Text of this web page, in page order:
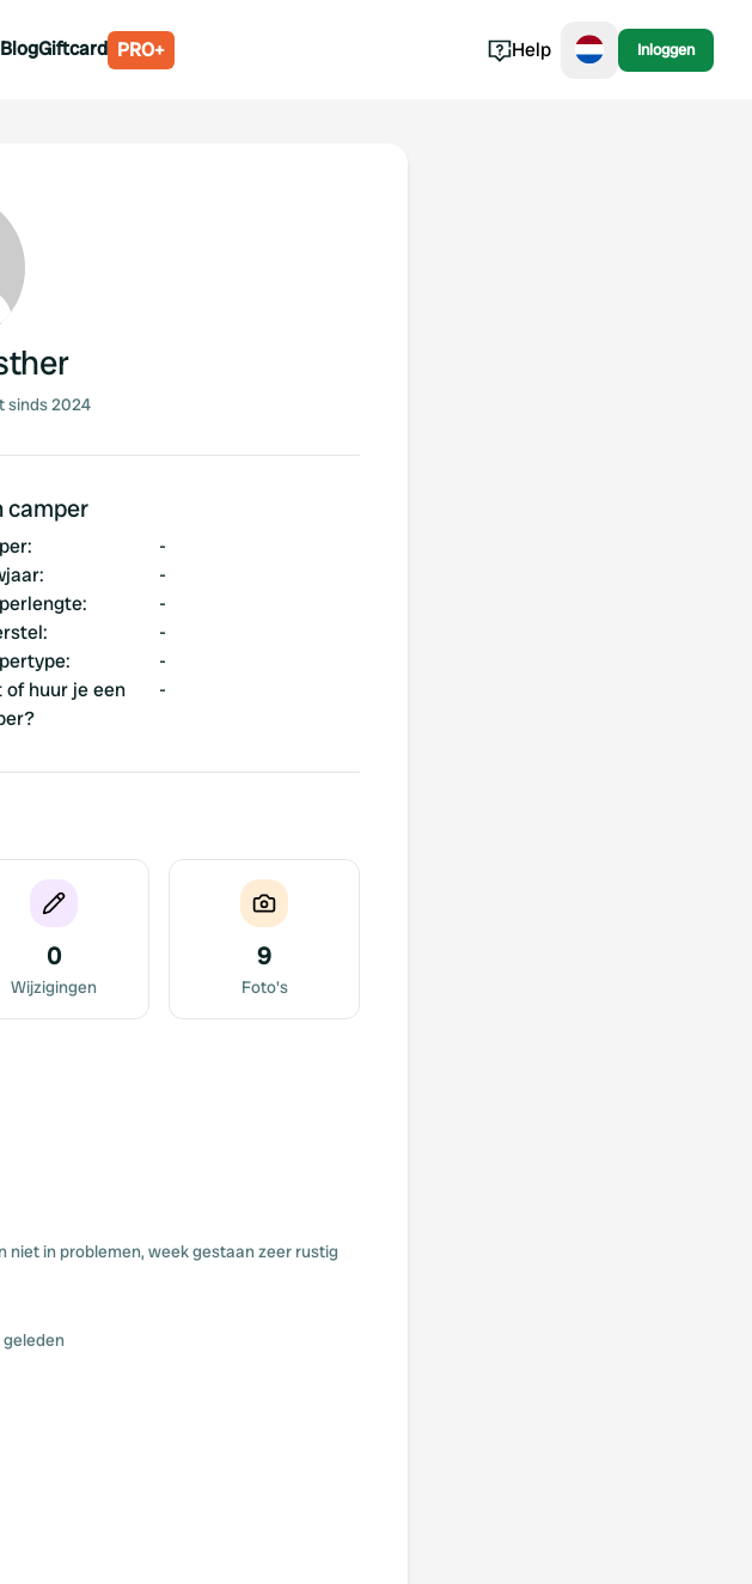
BlogGiftcard PRO+ Help Inloggen
sinds 2024
camper
:
-
:
-
:
-
:
-
:
-
of huur je een
-
0
Wijzigingen
9
Foto's
niet in problemen, week gestaan zeer rustig
geleden